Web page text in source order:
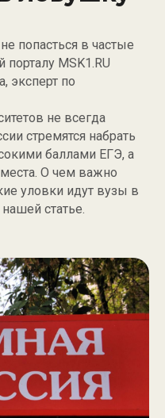
попасться в частые
MSK1.RU
эксперт по
не всегда
стремятся набрать
баллами ЕГЭ, а
О чем важно
уловки идут вузы в
статье.